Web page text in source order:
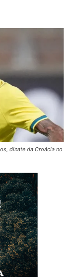
dinate da Croácia no